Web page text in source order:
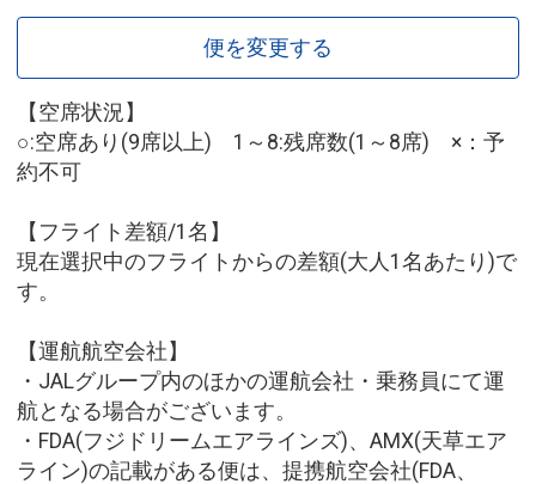
便を変更する
【空席状況】
○:空席あり(9席以上) 1～8:残席数(1～8席) ×：予
約不可
【フライト差額/1名】
現在選択中のフライトからの差額(大人1名あたり)で
す。
【運航航空会社】
・JALグループ内のほかの運航会社・乗務員にて運
航となる場合がございます。
・FDA(フジドリームエアラインズ)、AMX(天草エア
ライン)の記載がある便は、提携航空会社(FDA、